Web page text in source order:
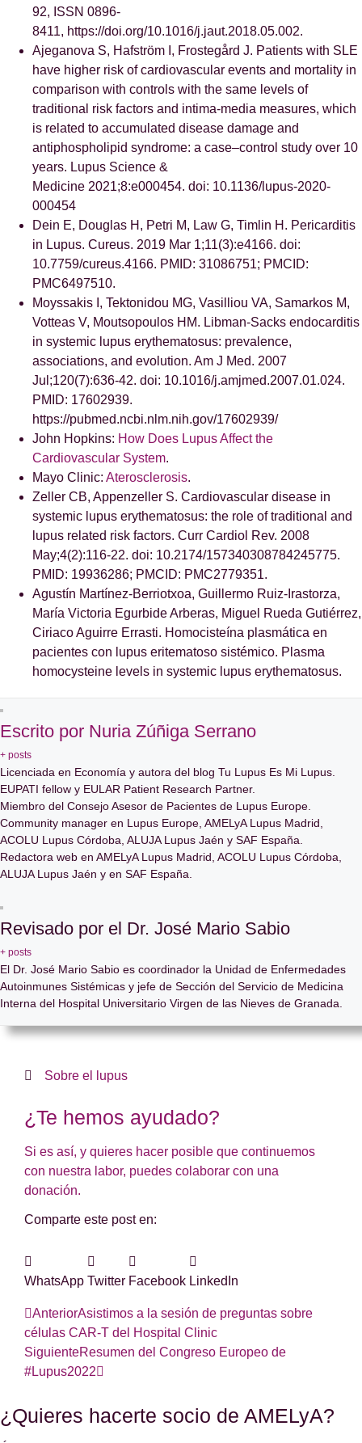
92, ISSN 0896-
8411, https://doi.org/10.1016/j.jaut.2018.05.002.
Ajeganova S, Hafström I, Frostegård J. Patients with SLE
have higher risk of cardiovascular events and mortality in
comparison with controls with the same levels of
traditional risk factors and intima-media measures, which
is related to accumulated disease damage and
antiphospholipid syndrome: a case–control study over 10
years. Lupus Science &
Medicine 2021;8:e000454. doi: 10.1136/lupus-2020-
000454
Dein E, Douglas H, Petri M, Law G, Timlin H. Pericarditis
in Lupus. Cureus. 2019 Mar 1;11(3):e4166. doi:
10.7759/cureus.4166. PMID: 31086751; PMCID:
PMC6497510.
Moyssakis I, Tektonidou MG, Vasilliou VA, Samarkos M,
Votteas V, Moutsopoulos HM. Libman-Sacks endocarditis
in systemic lupus erythematosus: prevalence,
associations, and evolution. Am J Med. 2007
Jul;120(7):636-42. doi: 10.1016/j.amjmed.2007.01.024.
PMID: 17602939.
https://pubmed.ncbi.nlm.nih.gov/17602939/
John Hopkins: How Does Lupus Affect the
Cardiovascular System.
Mayo Clinic: Aterosclerosis.
Zeller CB, Appenzeller S. Cardiovascular disease in
systemic lupus erythematosus: the role of traditional and
lupus related risk factors. Curr Cardiol Rev. 2008
May;4(2):116-22. doi: 10.2174/157340308784245775.
PMID: 19936286; PMCID: PMC2779351.
Agustín Martínez-Berriotxoa, Guillermo Ruiz-Irastorza,
María Victoria Egurbide Arberas, Miguel Rueda Gutiérrez,
Ciriaco Aguirre Errasti. Homocisteína plasmática en
pacientes con lupus eritematoso sistémico. Plasma
homocysteine levels in systemic lupus erythematosus.
Escrito por Nuria Zúñiga Serrano
+ posts
Licenciada en Economía y autora del blog Tu Lupus Es Mi Lupus.
EUPATI fellow y EULAR Patient Research Partner.
Miembro del Consejo Asesor de Pacientes de Lupus Europe.
Community manager en Lupus Europe, AMELyA Lupus Madrid,
ACOLU Lupus Córdoba, ALUJA Lupus Jaén y SAF España.
Redactora web en AMELyA Lupus Madrid, ACOLU Lupus Córdoba,
ALUJA Lupus Jaén y en SAF España.
Revisado por el Dr. José Mario Sabio
+ posts
El Dr. José Mario Sabio es coordinador la Unidad de Enfermedades
Autoinmunes Sistémicas y jefe de Sección del Servicio de Medicina
Interna del Hospital Universitario Virgen de las Nieves de Granada.
Sobre el lupus
¿Te hemos ayudado?
Si es así, y quieres hacer posible que continuemos
con nuestra labor, puedes colaborar con una
donación.
Comparte este post en:
WhatsApp Twitter Facebook LinkedIn
AnteriorAsistimos a la sesión de preguntas sobre
células CAR-T del Hospital Clinic
SiguienteResumen del Congreso Europeo de
#Lupus2022
¿Quieres hacerte socio de AMELyA?